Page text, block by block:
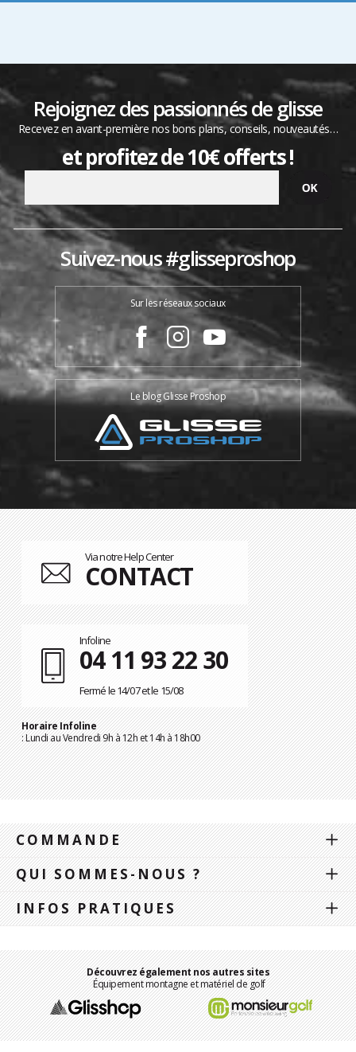
Rejoignez des passionnés de glisse
Recevez en avant-première nos bons plans, conseils, nouveautés…
et profitez de 10€ offerts !
Suivez-nous #glisseproshop
Sur les réseaux sociaux
Le blog Glisse Proshop
Via notre Help Center
CONTACT
Infoline
04 11 93 22 30
Fermé le 14/07 et le 15/08
Horaire Infoline
: Lundi au Vendredi 9h à 12h et 14h à 18h00
COMMANDE
QUI SOMMES-NOUS ?
INFOS PRATIQUES
Découvrez également nos autres sites
Équipement montagne et matériel de golf